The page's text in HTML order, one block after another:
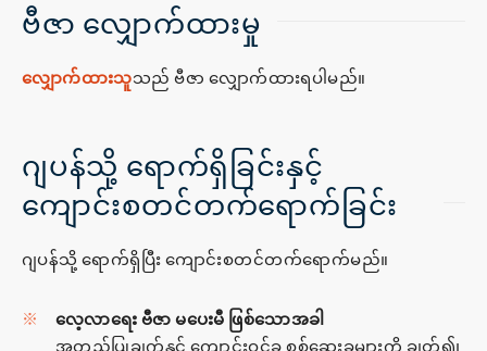
ဗီဇာ လျှောက်ထားမှု
လျှောက်ထားသူသည် ဗီဇာ လျှောက်ထားရပါမည်။
ဂျပန်သို့ ရောက်ရှိခြင်းနှင့်
ကျောင်းစတင်တက်ရောက်ခြင်း
ဂျပန်သို့ ရောက်ရှိပြီး ကျောင်းစတင်တက်ရောက်မည်။
လေ့လာရေး ဗီဇာ မပေးမီ ဖြစ်သောအခါ
အတည်ပြုချက်နှင့် ကျောင်းဝင်ခ စစ်ဆေးခများကို ချွတ်၍၊